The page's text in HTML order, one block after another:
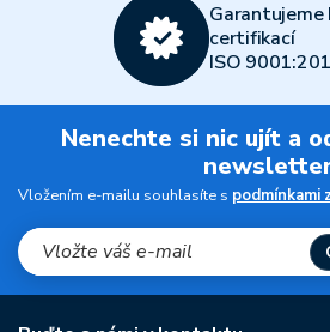
Garantujeme
certifikací
ISO
Nenechte si nic ujít a
Vložením e-mailu souhlasíte s podmínkami